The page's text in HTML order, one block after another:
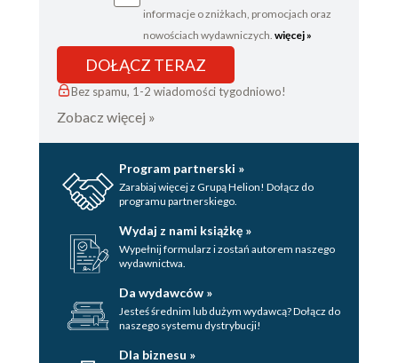
informacje o zniżkach, promocjach oraz
nowościach wydawniczych. więcej »
DOŁĄCZ TERAZ
Bez spamu, 1-2 wiadomości tygodniowo!
Zobacz więcej »
Program partnerski »
Zarabiaj więcej z Grupą Helion! Dołącz do
programu partnerskiego.
Wydaj z nami książkę »
Wypełnij formularz i zostań autorem naszego
wydawnictwa.
Da wydawców »
Jesteś średnim lub dużym wydawcą? Dołącz do
naszego systemu dystrybucji!
Dla biznesu »